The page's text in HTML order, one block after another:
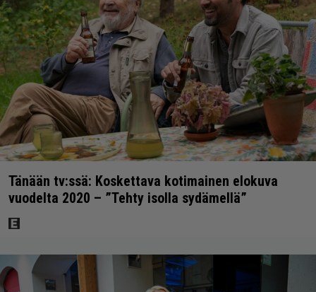
Tänään tv:ssä: Koskettava kotimainen elokuva
vuodelta 2020 – ”Tehty isolla sydämellä”